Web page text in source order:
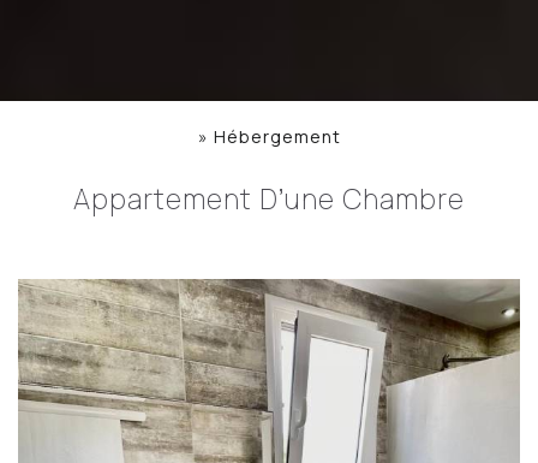
» Hébergement
Appartement D’une Chambre